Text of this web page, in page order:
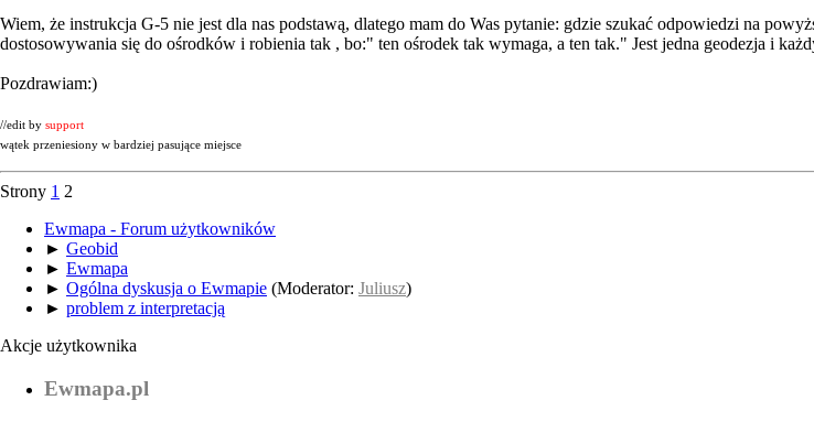
Wiem, że instrukcja G-5 nie jest dla nas podstawą, dlatego mam do Was pytanie: gdzie szukać odpowiedzi na
dostosowywania się do ośrodków i robienia tak , bo:" ten ośrodek tak wymaga, a ten tak." Jest jedna geodezja i
Pozdrawiam:)
//edit by support
wątek przeniesiony w bardziej pasujące miejsce
Strony 1 2
Ewmapa - Forum użytkowników
► Geobid
► Ewmapa
► Ogólna dyskusja o Ewmapie (Moderator: Juliusz)
► problem z interpretacją
Akcje użytkownika
Ewmapa.pl